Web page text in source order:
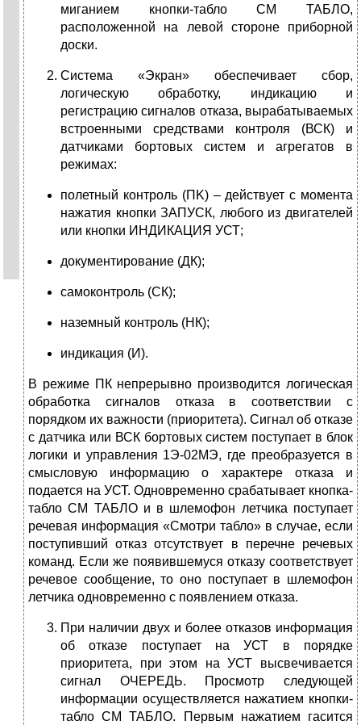
миганием кнопки-табло СМ ТАБЛО,
расположенной на левой стороне приборной
доски.
Система «Экран» обеспечивает сбор,
логическую обработку, индикацию и
регистрацию сигналов отказа, вырабатываемых
встроенными средствами контроля (ВСК) и
датчиками бортовых систем и агрегатов в
режимах:
полетный контроль (ПK) – действует с момента
нажатия кнопки ЗАПУСК, любого из двигателей
или кнопки ИНДИКАЦИЯ УСТ;
документирование (ДК);
самоконтроль (СК);
наземный контроль (НК);
индикация (И).
В режиме ПК непрерывно производится логическая
обработка сигналов отказа в соответствии с
порядком их важности (приоритета). Сигнал об отказе
с датчика или ВСК бортовых систем поступает в блок
логики и управления 1Э-02МЭ, где преобразуется в
смысловую информацию о характере отказа и
подается на УСТ. Одновременно срабатывает кнопка-
табло СМ ТАБЛО и в шлемофон летчика поступает
речевая информация «Смотри табло» в случае, если
поступивший отказ отсутствует в перечне речевых
команд. Если же появившемуся отказу соответствует
речевое сообщение, то оно поступает в шлемофон
летчика одновременно с появлением отказа.
При наличии двух и более отказов информация
об отказе поступает на УСТ в порядке
приоритета, при этом на УСТ выcвeчивaeтся
сигнал ОЧЕРЕДЬ. Просмотр следующей
информации осуществляется нажатием кнопки-
табло СМ ТАБЛО. Первым нажатием гасится